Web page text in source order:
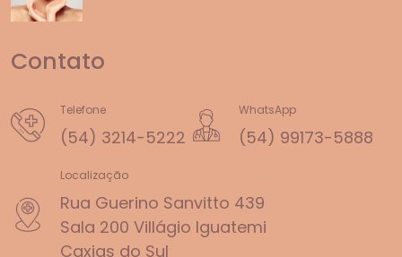
Contato
Telefone
(54) 3214-5222
WhatsApp
(54) 99173-5888
Localização
Rua Guerino Sanvitto 439
Sala 200 Villágio Iguatemi
Caxias do Sul